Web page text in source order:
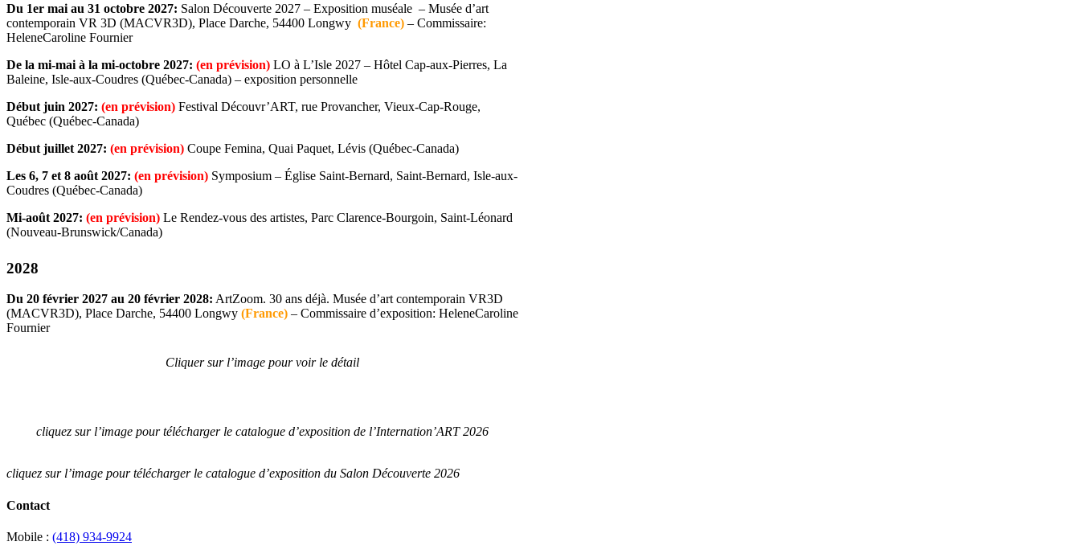
Du 1er mai au 31 octobre 2027: Salon Découverte 2027 – Exposition muséale – Musée d’art
contemporain VR 3D (MACVR3D), Place Darche, 54400 Longwy (France) – Commissaire:
HeleneCaroline Fournier
De la mi-mai à la mi-octobre 2027: (en prévision) LO à L’Isle 2027 – Hôtel Cap-aux-Pierres, La
Baleine, Isle-aux-Coudres (Québec-Canada) – exposition personnelle
Début juin 2027: (en prévision) Festival Découvr’ART, rue Provancher, Vieux-Cap-Rouge,
Québec (Québec-Canada)
Début juillet 2027: (en prévision) Coupe Femina, Quai Paquet, Lévis (Québec-Canada)
Les 6, 7 et 8 août 2027: (en prévision) Symposium – Église Saint-Bernard, Saint-Bernard, Isle-aux-
Coudres (Québec-Canada)
Mi-août 2027: (en prévision) Le Rendez-vous des artistes, Parc Clarence-Bourgoin, Saint-Léonard
(Nouveau-Brunswick/Canada)
2028
Du 20 février 2027 au 20 février 2028: ArtZoom. 30 ans déjà. Musée d’art contemporain VR3D
(MACVR3D), Place Darche, 54400 Longwy (France) – Commissaire d’exposition: HeleneCaroline
Fournier
Cliquer sur l’image pour voir le détail
cliquez sur l’image pour télécharger le catalogue d’exposition de l’Internation’ART 2026
cliquez sur l’image pour télécharger le catalogue d’exposition du Salon Découverte 2026
Contact
Mobile : (418) 934-9924